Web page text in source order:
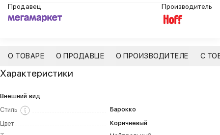
Продавец Производитель
О ТОВАРЕ О ПРОДАВЦЕ О ПРОИЗВОДИТЕЛЕ С
Характеристики
Внешний вид
Стиль
Барокко
Цвет
Коричневый